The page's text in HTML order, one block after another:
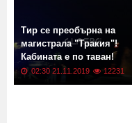
Тир се преобърна на
магистрала "Тракия"!
Кабината е по таван!
02:30 21.11.2019 12231